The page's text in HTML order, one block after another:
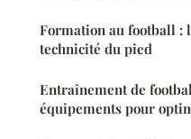
Formation au football :
technicité du pied
Entraînement de
équipements pour